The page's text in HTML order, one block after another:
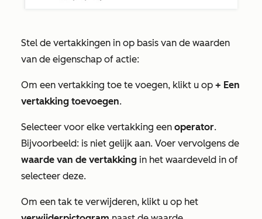
Stel de vertakkingen in op basis van de waarden
van de eigenschap of actie:
Om een vertakking toe te voegen, klikt u op + Een
vertakking toevoegen.
Selecteer voor elke vertakking een operator.
Bijvoorbeeld: is niet gelijk aan. Voer vervolgens de
waarde van de vertakking in het waardeveld in of
selecteer deze.
Om een tak te verwijderen, klikt u op het